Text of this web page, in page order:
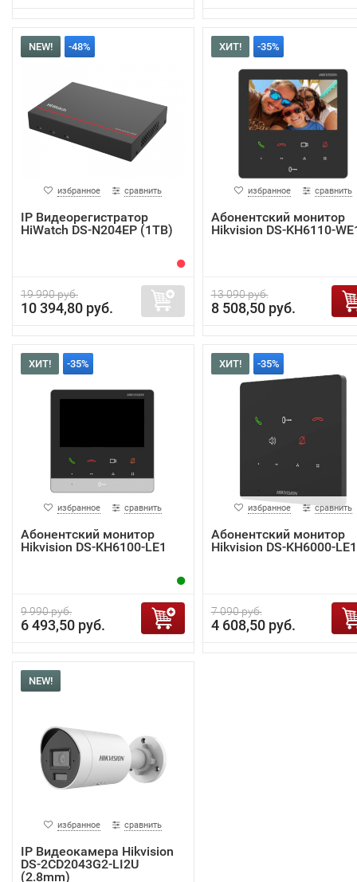
NEW! -48%
избранное сравнить
IP Видеорегистратор
HiWatch DS-N204EP (1TB)
19 990 руб.
10 394,80 руб.
ХИТ! -35%
избранное сравнить
Абонентский монитор
Hikvision DS-KH6110-
13 090 руб.
8 508,50 руб.
ХИТ! -35%
избранное сравнить
Абонентский монитор
Hikvision DS-KH6100-LE1
9 990 руб.
6 493,50 руб.
ХИТ! -35%
избранное сравнить
Абонентский монитор
Hikvision DS-KH6000-LE1
7 090 руб.
4 608,50 руб.
NEW!
избранное сравнить
IP Видеокамера Hikvision
DS-2CD2043G2-LI2U
(2.8mm)